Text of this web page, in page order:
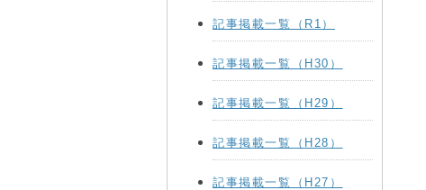
記事掲載一覧（R1）
記事掲載一覧（H30）
記事掲載一覧（H29）
記事掲載一覧（H28）
記事掲載一覧（H27）